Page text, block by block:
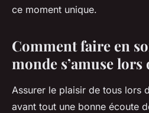
ce moment unique.
Comment faire en
monde s’amuse lors
Assurer le plaisir de tous lors
avant tout une bonne écoute